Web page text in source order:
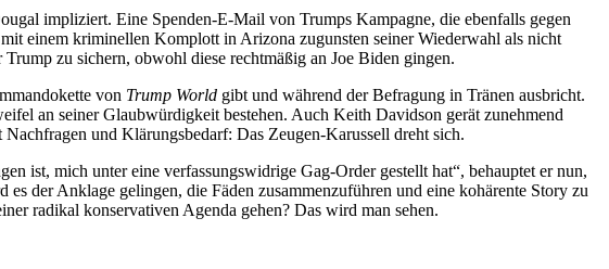
impliziert. Eine Spenden-E-Mail von Trumps Kampagne, die ebenfalls gegen
einem kriminellen Komplott in Arizona zugunsten seiner Wiederwahl als nicht
zu sichern, obwohl diese rechtmäßig an Joe Biden gingen.
von Trump World gibt und während der Befragung in Tränen ausbricht.
an seiner Glaubwürdigkeit bestehen. Auch Keith Davidson gerät zunehmend
und Klärungsbedarf: Das Zeugen-Karussell dreht sich.
ist, mich unter eine verfassungswidrige Gag-Order gestellt hat“, behauptet er nun,
der Anklage gelingen, die Fäden zusammenzuführen und eine kohärente Story zu
radikal konservativen Agenda gehen? Das wird man sehen.